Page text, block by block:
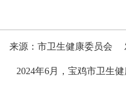
来源：市卫生健康委员会
2024年6月，宝鸡市卫生